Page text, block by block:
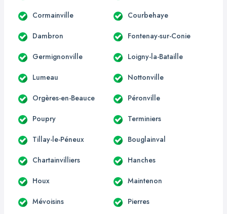
Cormainville Courbehaye
Dambron Fontenay-sur-Conie
Germignonville Loigny-la-Bataille
Lumeau Nottonville
Orgères-en-Beauce Péronville
Poupry Terminiers
Tillay-le-Péneux Bouglainval
Chartainvilliers Hanches
Houx Maintenon
Mévoisins Pierres